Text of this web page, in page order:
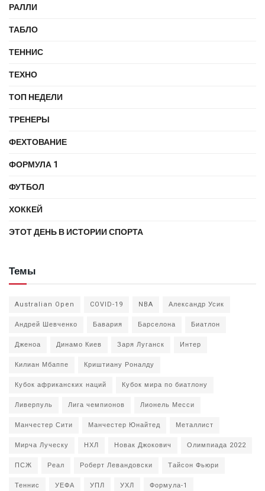
РАЛЛИ
ТАБЛО
ТЕННИС
ТЕХНО
ТОП НЕДЕЛИ
ТРЕНЕРЫ
ФЕХТОВАНИЕ
ФОРМУЛА 1
ФУТБОЛ
ХОККЕЙ
ЭТОТ ДЕНЬ В ИСТОРИИ СПОРТА
Темы
Australian Open COVID-19 NBA
Александр Усик
Андрей Шевченко
Бавария Барселона
Биатлон
Дженоа
Динамо Киев Заря Луганск
Интер
Килиан Мбаппе
Криштиану Роналду
Кубок африканских наций
Кубок мира по биатлону
Ливерпуль
Лига чемпионов
Лионель Месси
Манчестер Сити
Манчестер Юнайтед
Металлист
Мирча Луческу
НХЛ Новак Джокович
Олимпиада 2022
ПСЖ
Реал Роберт Левандовски
Тайсон Фьюри
Теннис
УЕФА УПЛ УХЛ
Формула-1